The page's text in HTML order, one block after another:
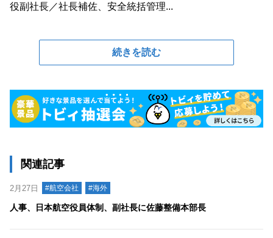
役副社長／社長補佐、安全統括管理...
続きを読む
関連記事
2月27日 #航空会社 #海外
人事、日本航空役員体制、副社長に佐藤整備本部長